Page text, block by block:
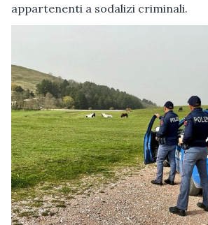
appartenenti a sodalizi criminali.